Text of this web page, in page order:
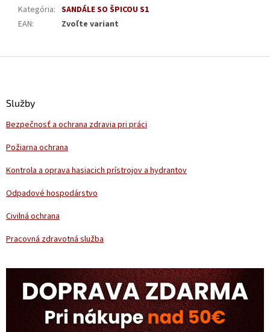
Kategória: SANDÁLE SO ŠPICOU S1
EAN: Zvoľte variant
Služby
Bezpečnosť a ochrana zdravia pri práci
Požiarna ochrana
Kontrola a oprava hasiacich prístrojov a hydrantov
Odpadové hospodárstvo
Civilná ochrana
Pracovná zdravotná služba